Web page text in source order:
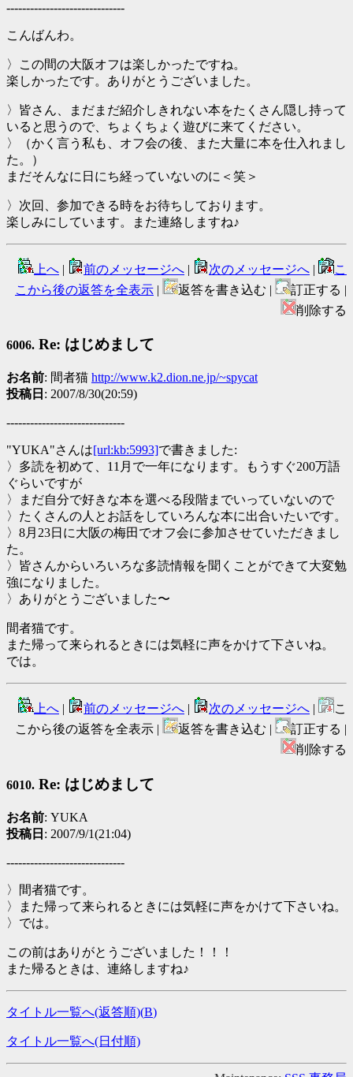
------------------------------
こんばんわ。
〉この間の大阪オフは楽しかったですね。
楽しかったです。ありがとうございました。
〉皆さん、まだまだ紹介しきれない本をたくさん隠し持って
いると思うので、ちょくちょく遊びに来てください。
〉（かく言う私も、オフ会の後、また大量に本を仕入れまし
た。）
まだそんなに日にち経っていないのに＜笑＞
〉次回、参加できる時をお待ちしております。
楽しみにしています。また連絡しますね♪
上へ | 前のメッセージへ | 次のメッセージへ |
こ
こから後の返答を全表示 | 返答を書き込む |
訂正する |
削除する
6006. Re: はじめまして
お名前: 間者猫 http://www.k2.dion.ne.jp/~spycat
投稿日 : 2007/8/30(20:59)
------------------------------
"YUKA"さんは[url:kb:5993]で書きました:
〉多読を初めて、11月で一年になります。もうすぐ200万語
ぐらいですが
〉まだ自分で好きな本を選べる段階までいっていないので
〉たくさんの人とお話をしていろんな本に出合いたいです。
〉8月23日に大阪の梅田でオフ会に参加させていただきまし
た。
〉皆さんからいろいろな多読情報を聞くことができて大変勉
強になりました。
〉ありがとうございました〜
間者猫です。
また帰って来られるときには気軽に声をかけて下さいね。
では。
上へ | 前のメッセージへ | 次のメッセージへ |
こ
こから後の返答を全表示 |
返答を書き込む |
訂正する |
削除する
6010. Re: はじめまして
お名前: YUKA
投稿日 : 2007/9/1(21:04)
------------------------------
〉間者猫です。
〉また帰って来られるときには気軽に声をかけて下さいね。
〉では。
この前はありがとうございました！！！
また帰るときは、連絡しますね♪
タイトル一覧へ(返答順)(B)
タイトル一覧へ(日付順)